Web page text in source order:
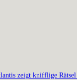
zeigt knifflige Rätsel